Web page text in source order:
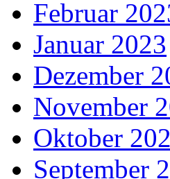
Februar
Januar 2023
Dezember
November
Oktober
September